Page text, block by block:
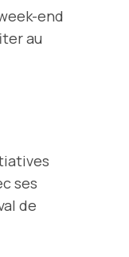
end
au
ses
de